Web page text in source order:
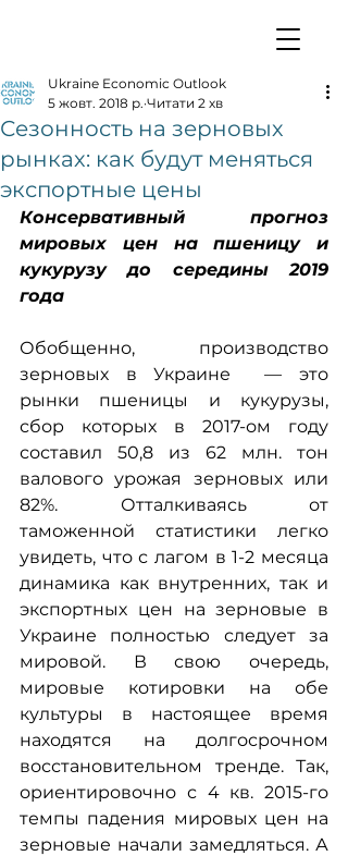
Сезонность на зерновых
рынках: как будут меняться
экспортные цены
Ukraine Economic Outlook
5 жовт. 2018 р. Читати 2 хв
Консервативный прогноз
мировых цен на пшеницу и
кукурузу до середины 2019
года
Обобщенно, производство
зерновых в Украине  — это
рынки пшеницы и кукурузы,
сбор которых в 2017-ом году
составил 50,8 из 62 млн. тон
валового урожая зерновых или
82%. Отталкиваясь от
таможенной статистики легко
увидеть, что с лагом в 1-2 месяца
динамика как внутренних, так и
экспортных цен на зерновые в
Украине полностью следует за
мировой. В свою очередь,
мировые котировки на обе
культуры в настоящее время
находятся на долгосрочном
восстановительном тренде. Так,
ориентировочно с 4 кв. 2015-го
темпы падения мировых цен на
зерновые начали замедляться. А